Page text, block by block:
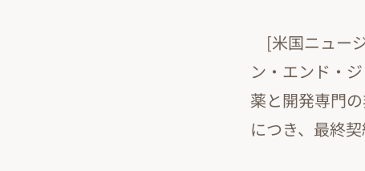
[米国ニュー
ン・エンド・
薬と開発専門
につき、最終